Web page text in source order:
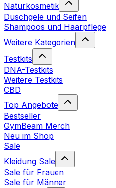
Naturkosmetik
Duschgele und Seifen
Shampoos und Haarpflege
Weitere Kategorien
Testkits
DNA-Testkits
Weitere Testkits
CBD
Top Angebote
Bestseller
GymBeam Merch
Neu im Shop
Sale
Kleidung Sale
Sale für Frauen
Sale für Männer